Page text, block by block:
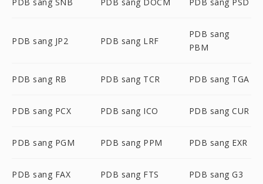
PDB sang JP2 PDB sang LRF
PDB sang
PBM
PDB sang RB PDB sang TCR PDB sang TGA
PDB sang PCX PDB sang ICO PDB sang CUR
PDB sang PGM PDB sang PPM PDB sang EXR
PDB sang FAX PDB sang FTS PDB sang G3